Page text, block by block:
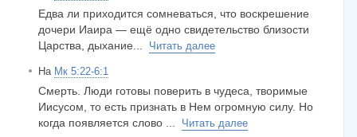
Едва ли приходится сомневаться, что воскрешение
дочери Иаира — ещё одно свидетельство близости
Царства, дыхание... Читать далее
На Мк 5:22-6:1
Смерть. Люди готовы поверить в чудеса, творимые
Иисусом, то есть признать в Нем огромную силу. Но
когда появляется слово ... Читать далее